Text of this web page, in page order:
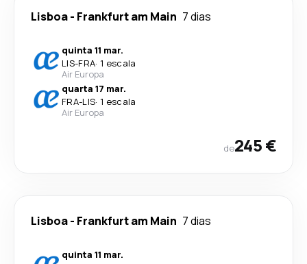
Lisboa- Frankfurt am Main 7 dias
quinta 11 mar.
LIS-FRA· 1 escala
Air Europa
quarta 17 mar.
FRA-LIS· 1 escala
Air Europa
de245 €
Lisboa- Frankfurt am Main 7 dias
quinta 11 mar.